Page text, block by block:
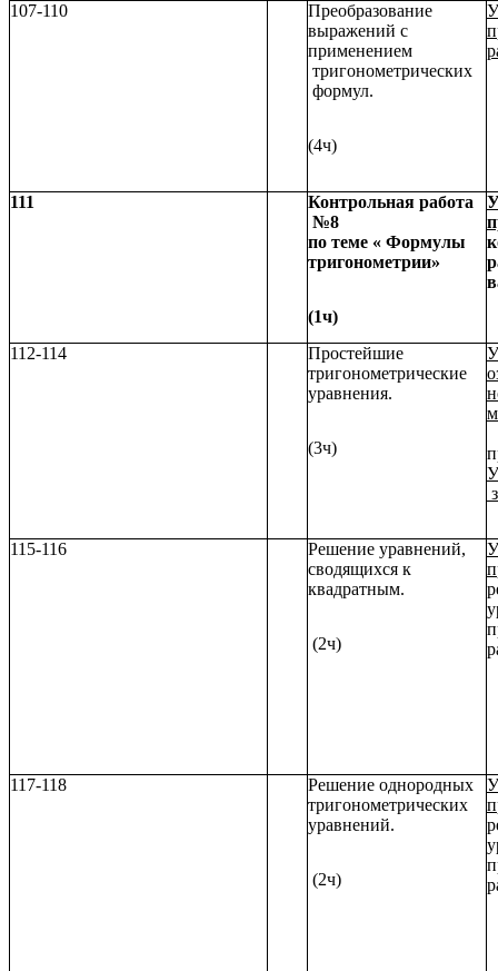
107-110
Преобразование
выражений с
применением
тригонометрических
формул.
(4ч)
111
Контрольная работа
№8
по теме « Формулы
тригонометрии»
(1ч)
112-114
Простейшие
тригонометрические
уравнения.
(3ч)
115-116
Решение уравнений,
сводящихся к
квадратным.
(2ч)
117-118
Решение однородных
тригонометрических
уравнений.
(2ч)